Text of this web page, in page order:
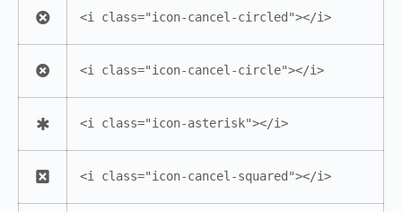
<i class="icon-cancel-circled"></i>
<i class="icon-cancel-circle"></i>
<i class="icon-asterisk"></i>
<i class="icon-cancel-squared"></i>